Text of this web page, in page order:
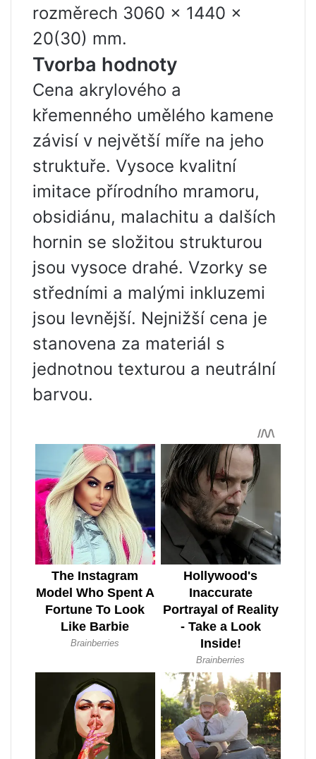
rozměrech 3060 x 1440 x
20(30) mm.
Tvorba hodnoty
Cena akrylového a
křemenného umělého kamene
závisí v největší míře na jeho
struktuře. Vysoce kvalitní
imitace přírodního mramoru,
obsidiánu, malachitu a dalších
hornin se složitou strukturou
jsou vysoce drahé. Vzorky se
středními a malými inkluzemi
jsou levnější. Nejnižší cena je
stanovena za materiál s
jednotnou texturou a neutrální
barvou.